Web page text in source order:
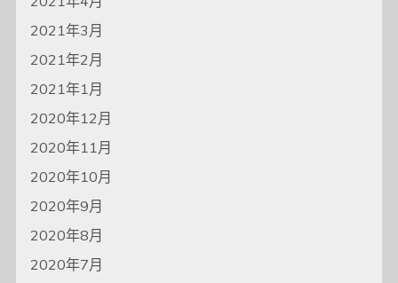
2021年3月
2021年2月
2021年1月
2020年12月
2020年11月
2020年10月
2020年9月
2020年8月
2020年7月